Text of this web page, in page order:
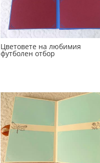
Цветовете на любимия
футболен отбор